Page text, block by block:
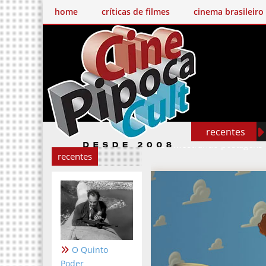
home críticas de filmes cinema brasileiro
recentes
recentes
O Quinto
Poder
Mostrando